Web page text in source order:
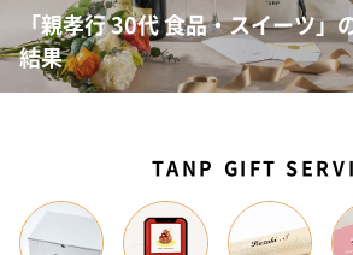
「親孝行 30代 食品・スイーツ」
結果
TANP GIFT